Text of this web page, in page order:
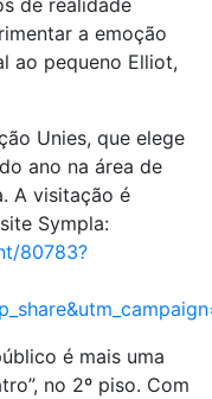
de realidade
a emoção
ao pequeno Elliot,
Unies, que elege
ano na área de
A visitação é
Sympla:
80783?
é mais uma
no 2º piso. Com